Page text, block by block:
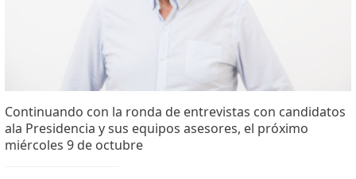
Continuando con la ronda de entrevistas con candidatos
ala Presidencia y sus equipos asesores, el próximo
miércoles 9 de octubre